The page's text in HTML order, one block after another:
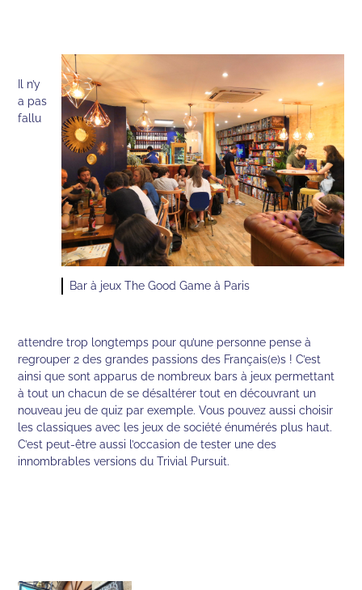
Bar à jeux The Good Game à Paris
Il n’y
a pas
fallu
attendre trop longtemps pour qu’une personne pense à
regrouper 2 des grandes passions des Français(e)s ! C’est
ainsi que sont apparus de nombreux bars à jeux permettant
à tout un chacun de se désaltérer tout en découvrant un
nouveau jeu de quiz par exemple. Vous pouvez aussi choisir
les classiques avec les jeux de société énumérés plus haut.
C’est peut-être aussi l’occasion de tester une des
innombrables versions du Trivial Pursuit.